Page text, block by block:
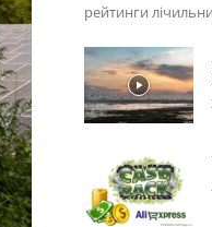
рейтинги